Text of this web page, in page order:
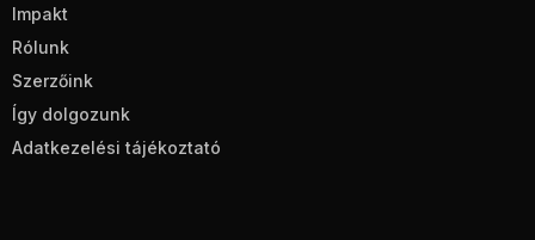
Impakt
Rólunk
Szerzőink
Így dolgozunk
Adatkezelési tájékoztató